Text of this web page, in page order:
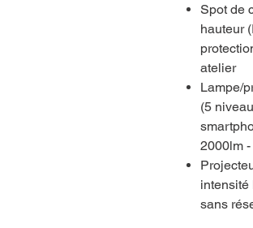
Spot de
hauteur
atelier
Lampe/
(5
2000lm
intensité
sans